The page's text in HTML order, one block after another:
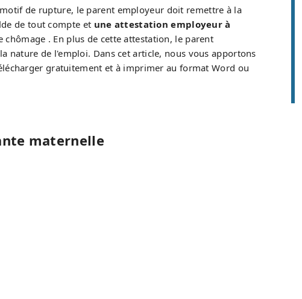
de rupture, le parent employeur doit remettre à la
de tout compte et une attestation employeur à
. En plus de cette attestation, le parent
nature de l'emploi. Dans cet article, nous vous apportons
gratuitement et à imprimer au format Word ou
maternelle